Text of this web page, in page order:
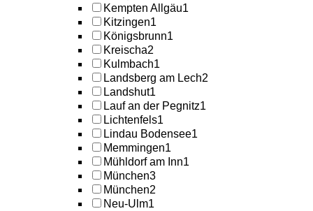
Kempten Allgäu1
Kitzingen1
Königsbrunn1
Kreischa2
Kulmbach1
Landsberg am Lech2
Landshut1
Lauf an der Pegnitz1
Lichtenfels1
Lindau Bodensee1
Memmingen1
Mühldorf am Inn1
München3
München2
Neu-Ulm1